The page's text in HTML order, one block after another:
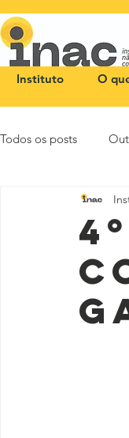
Instituto O
Todos os posts
NOTA PÚBLICA